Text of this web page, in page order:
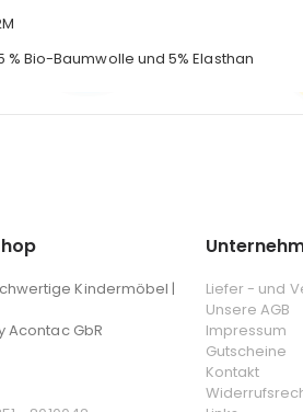
% Bio-Baumwolle und 5% Elasthan
Kindermöbel |
Acontac GbR
Liefer - und
Unsere AGB
Impressum
Gutscheine
Kontakt